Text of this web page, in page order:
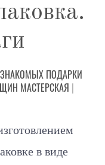
ПОДАРКИ
МАСТЕРСКАЯ |
в виде